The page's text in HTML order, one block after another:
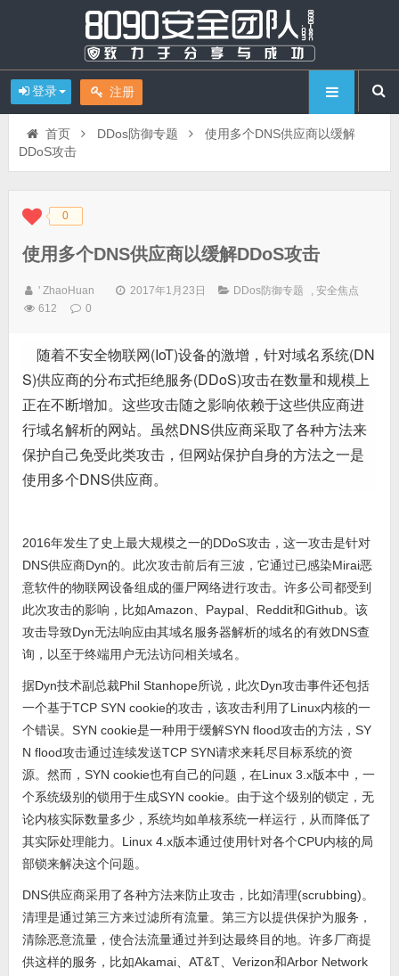
登录 注册
首页 DDos防御专题
使用多个DNS供应商以缓解
DDoS攻击
◆◆ 0
使用多个DNS供应商以缓解DDoS攻击
' ZhaoHuan 2017年1月23日 DDos防御专题 ,安全焦点
612
0
随着不安全物联网(IoT)设备的激增，针对域名系统(DN
S)供应商的分布式拒绝服务(DDoS)攻击在数量和规模上
正在不断增加。这些攻击随之影响依赖于这些供应商进
行域名解析的网站。虽然DNS供应商采取了各种方法来
保护自己免受此类攻击，但网站保护自身的方法之一是
使用多个DNS供应商。
2016年发生了史上最大规模之一的DDoS攻击，这一攻击是针对
DNS供应商Dyn的。此次攻击前后有三波，它通过已感染Mirai恶
意软件的物联网设备组成的僵尸网络进行攻击。许多公司都受到
此次攻击的影响，比如Amazon、Paypal、Reddit和Github。该
攻击导致Dyn无法响应由其域名服务器解析的域名的有效DNS查
询，以至于终端用户无法访问相关域名。
据Dyn技术副总裁Phil Stanhope所说，此次Dyn攻击事件还包括
一个基于TCP SYN cookie的攻击，该攻击利用了Linux内核的一
个错误。SYN cookie是一种用于缓解SYN flood攻击的方法，SY
N flood攻击通过连续发送TCP SYN请求来耗尽目标系统的资
源。然而，SYN cookie也有自己的问题，在Linux 3.x版本中，一
个系统级别的锁用于生成SYN cookie。由于这个级别的锁定，无
论内核实际数量多少，系统均如单核系统一样运行，从而降低了
其实际处理能力。Linux 4.x版本通过使用针对各个CPU内核的局
部锁来解决这个问题。
DNS供应商采用了各种方法来防止攻击，比如清理(scrubbing)。
清理是通过第三方来过滤所有流量。第三方以提供保护为服务，
清除恶意流量，使合法流量通过并到达最终目的地。许多厂商提
供这样的服务，比如Akamai、AT&T、Verizon和Arbor Network